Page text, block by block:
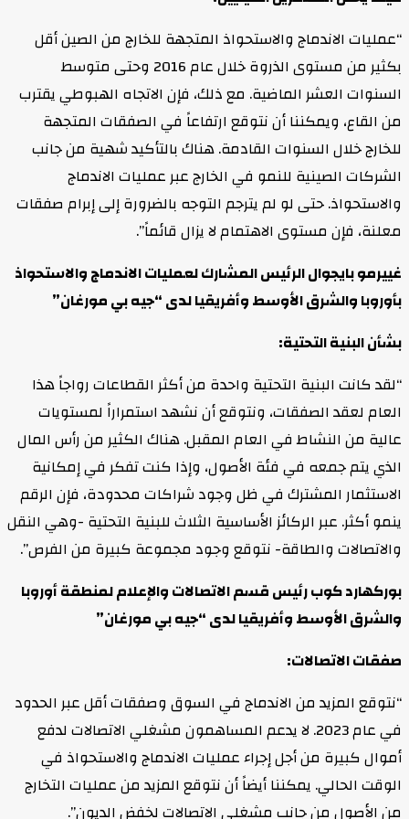
“عمليات الاندماج والاستحواذ المتجهة للخارج من الصين أقل
بكثير من مستوى الذروة خلال عام 2016 وحتى متوسط
السنوات العشر الماضية. مع ذلك، فإن الاتجاه الهبوطي يقترب
من القاع، ويمكننا أن نتوقع ارتفاعاً في الصفقات المتجهة
للخارج خلال السنوات القادمة. هناك بالتأكيد شهية من جانب
الشركات الصينية للنمو في الخارج عبر عمليات الاندماج
والاستحواذ. حتى لو لم يترجم التوجه بالضرورة إلى إبرام صفقات
معلنة، فإن مستوى الاهتمام لا يزال قائماً”.
غييرمو بايجوال الرئيس المشارك لعمليات الاندماج والاستحواذ
بأوروبا والشرق الأوسط وأفريقيا لدى “جيه بي مورغان”
بشأن البنية التحتية:
“لقد كانت البنية التحتية واحدة من أكثر القطاعات رواجاً هذا
العام لعقد الصفقات، ونتوقع أن نشهد استمراراً لمستويات
عالية من النشاط في العام المقبل. هناك الكثير من رأس المال
الذي يتم جمعه في فئة الأصول، وإذا كنت تفكر في إمكانية
الاستثمار المشترك في ظل وجود شراكات محدودة، فإن الرقم
ينمو أكثر. عبر الركائز الأساسية الثلاث للبنية التحتية -وهي النقل
والاتصالات والطاقة- نتوقع وجود مجموعة كبيرة من الفرص”.
بوركهارد كوب رئيس قسم الاتصالات والإعلام لمنطقة أوروبا
والشرق الأوسط وأفريقيا لدى “جيه بي مورغان”
صفقات الاتصالات:
“نتوقع المزيد من الاندماج في السوق وصفقات أقل عبر الحدود
في عام 2023. لا يدعم المساهمون مشغلي الاتصالات لدفع
أموال كبيرة من أجل إجراء عمليات الاندماج والاستحواذ في
الوقت الحالي. يمكننا أيضاً أن نتوقع المزيد من عمليات التخارج
من الأصول من جانب مشغلي الاتصالات لخفض الديون”.